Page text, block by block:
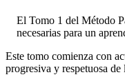
El Tomo 1 del Método
necesarias para un
Este tomo comienza con
progresiva y respetuosa